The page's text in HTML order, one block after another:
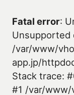
Fatal error:
Unsupported
/var/www/
app.jp/
Stack trace:
#1 /var/